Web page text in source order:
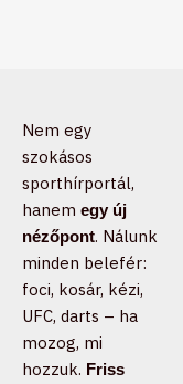
Nem egy
szokásos
sporthírportál,
hanem egy új
nézőpont. Nálunk
minden belefér:
foci, kosár, kézi,
UFC, darts – ha
mozog, mi
hozzuk. Friss